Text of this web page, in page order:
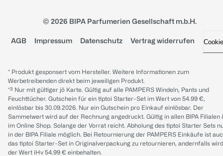
© 2026 BIPA Parfumerien Gesellschaft m.b.H.
AGB Impressum Datenschutz Vertrag widerrufen
* Produkt gesponsert vom Hersteller. Weitere Informationen zum
Werbetreibenden direkt beim jeweiligen Produkt.
*³ Nur mit gültiger jö Karte. Gültig auf alle PAMPERS Windeln, Pants und
Feuchttücher. Gutschein für ein tiptoi Starter-Set im Wert von 54.99 €,
einlösbar bis 30.09.2026. Nur ein Gutschein pro Einkauf einlösbar. Der
Sammelwert wird auf der Rechnung angedruckt. Gültig in allen BIPA Filialen
im Online Shop. Solange der Vorrat reicht. Abholung des tiptoi Starter Sets
in der BIPA Filiale möglich. Bei Retournierung der PAMPERS Einkäufe ist
das tiptoi Starter-Set in Originalverpackung zu retournieren, andernfalls wird
der Wert iHv 54.99 € einbehalten.